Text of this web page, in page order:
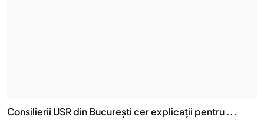
Consilierii USR din București cer explicații pentru ...